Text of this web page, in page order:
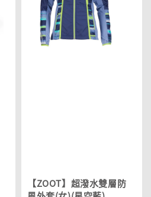
【ZOOT】超潑水雙層防